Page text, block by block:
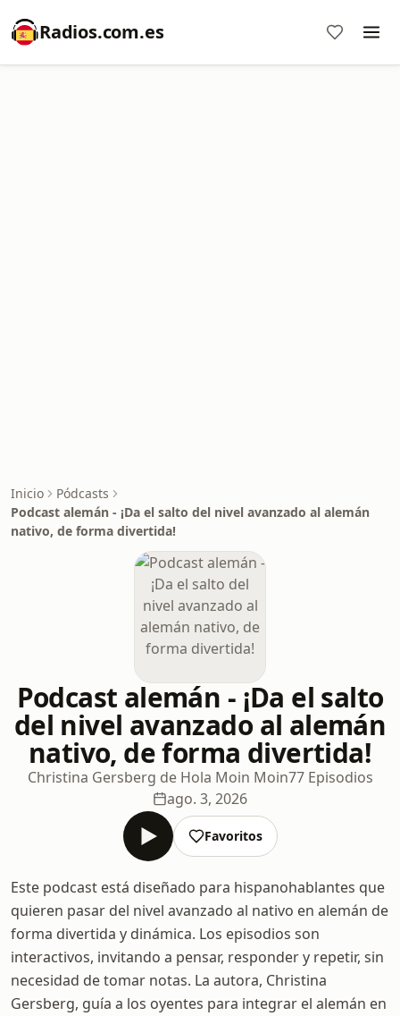
Radios.com.es
Inicio
Pódcasts
Podcast alemán - ¡Da el salto del nivel avanzado al alemán
nativo, de forma divertida!
Podcast alemán - ¡Da el salto
del nivel avanzado al alemán
nativo, de forma divertida!
Christina Gersberg de Hola Moin Moin77 Episodios
ago. 3, 2026
Favoritos
Este podcast está diseñado para hispanohablantes que
quieren pasar del nivel avanzado al nativo en alemán de
forma divertida y dinámica. Los episodios son
interactivos, invitando a pensar, responder y repetir, sin
necesidad de tomar notas. La autora, Christina
Gersberg, guía a los oyentes para integrar el alemán en